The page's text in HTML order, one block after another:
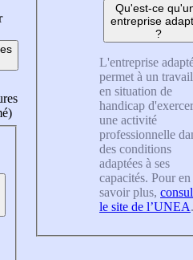
Qu'est-ce
entreprise
?
L'entreprise
permet à un
en situation de
handicap d'exercer
une activité
professionnelle
des conditions
adaptées à ses
capacités. Pour en
savoir plus,
le site de l’UNEA.